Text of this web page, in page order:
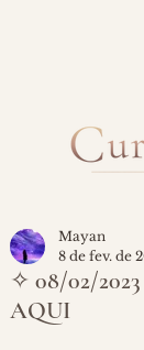
✧ 08/02/
AQUI
Mayan
8 de fev. de